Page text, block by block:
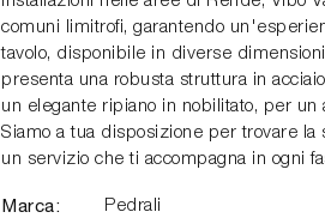
comuni limitrofi, garantendo
tavolo, disponibile in diverse
presenta una robusta struttura in
un elegante ripiano in nobilitato, per
Siamo a tua disposizione per trovare
un servizio che ti accompagna in ogni
Marca: Pedrali